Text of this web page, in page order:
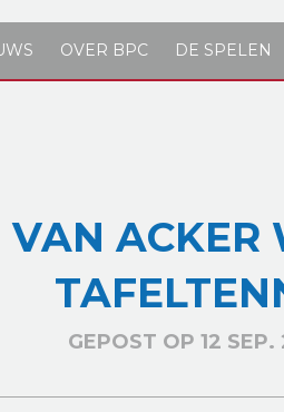
OVER BPC DE SPELEN
VAN ACKER
GEPOST OP 12 SEP.